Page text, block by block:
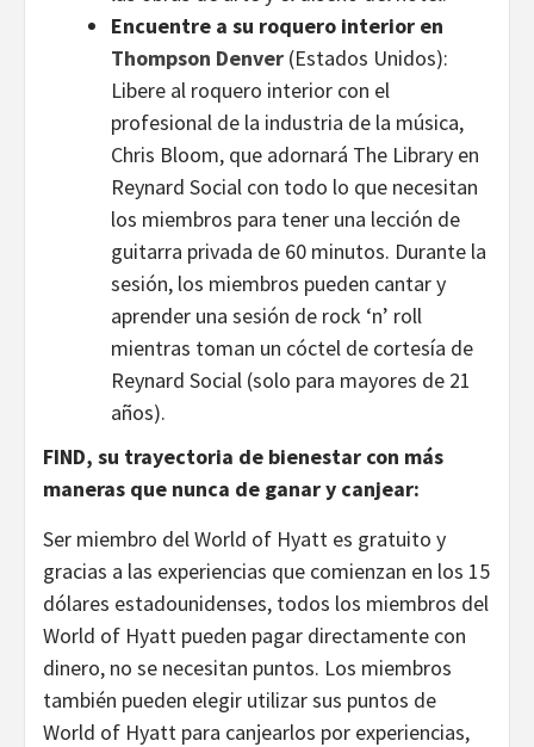
Encuentre a su roquero interior en
Thompson Denver (Estados Unidos):
Libere al roquero interior con el
profesional de la industria de la música,
Chris Bloom, que adornará The Library en
Reynard Social con todo lo que necesitan
los miembros para tener una lección de
guitarra privada de 60 minutos. Durante la
sesión, los miembros pueden cantar y
aprender una sesión de rock ‘n’ roll
mientras toman un cóctel de cortesía de
Reynard Social (solo para mayores de 21
años).
FIND, su trayectoria de bienestar con más
maneras que nunca de ganar y canjear:
Ser miembro del World of Hyatt es gratuito y
gracias a las experiencias que comienzan en los 15
dólares estadounidenses, todos los miembros del
World of Hyatt pueden pagar directamente con
dinero, no se necesitan puntos. Los miembros
también pueden elegir utilizar sus puntos de
World of Hyatt para canjearlos por experiencias,